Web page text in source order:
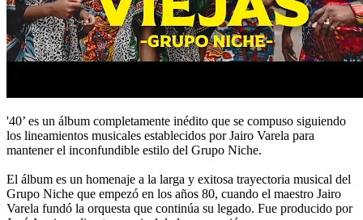
'40’ es un álbum completamente inédito que se compuso siguiendo
los lineamientos musicales establecidos por Jairo Varela para
mantener el inconfundible estilo del Grupo Niche.
El álbum es un homenaje a la larga y exitosa trayectoria musical del
Grupo Niche que empezó en los años 80, cuando el maestro Jairo
Varela fundó la orquesta que continúa su legado. Fue producido por